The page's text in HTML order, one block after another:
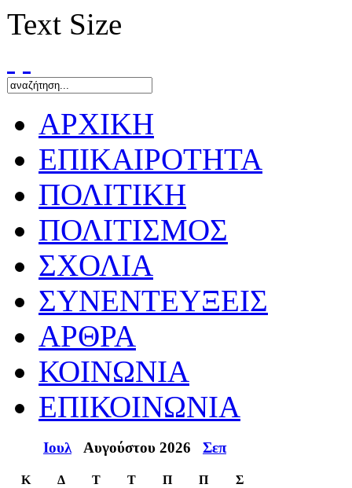
Text Size
ΑΡΧΙΚΗ
ΕΠΙΚΑΙΡΟΤΗΤΑ
ΠΟΛΙΤΙΚΗ
ΠΟΛΙΤΙΣΜΟΣ
ΣΧΟΛΙΑ
ΣΥΝΕΝΤΕΥΞΕΙΣ
ΑΡΘΡΑ
ΚΟΙΝΩΝΙΑ
ΕΠΙΚΟΙΝΩΝΙΑ
Ιουλ Αυγούστου 2026 Σεπ
Κ Δ Τ Τ Π Π
Σ